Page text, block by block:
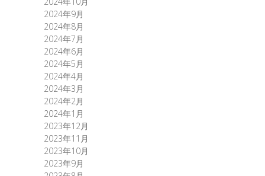
2024年9月
2024年8月
2024年7月
2024年6月
2024年5月
2024年4月
2024年3月
2024年2月
2024年1月
2023年12月
2023年11月
2023年10月
2023年9月